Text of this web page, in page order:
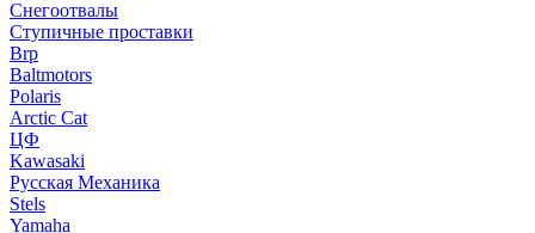
Снегоотвалы
Ступичные проставки
Brp
Baltmotors
Polaris
Arctic Cat
ЦФ
Kawasaki
Русская Механика
Stels
Yamaha